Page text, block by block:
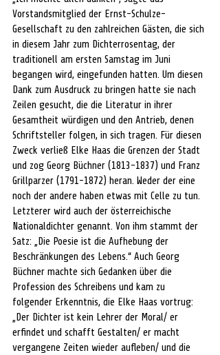
Vorstandsmitglied der Ernst-Schulze-
Gesellschaft zu den zahlreichen Gästen, die sich
in diesem Jahr zum Dichterrosentag, der
traditionell am ersten Samstag im Juni
begangen wird, eingefunden hatten. Um diesen
Dank zum Ausdruck zu bringen hatte sie nach
Zeilen gesucht, die die Literatur in ihrer
Gesamtheit würdigen und den Antrieb, denen
Schriftsteller folgen, in sich tragen. Für diesen
Zweck verließ Elke Haas die Grenzen der Stadt
und zog Georg Büchner (1813-1837) und Franz
Grillparzer (1791-1872) heran. Weder der eine
noch der andere haben etwas mit Celle zu tun.
Letzterer wird auch der österreichische
Nationaldichter genannt. Von ihm stammt der
Satz: „Die Poesie ist die Aufhebung der
Beschränkungen des Lebens.“ Auch Georg
Büchner machte sich Gedanken über die
Profession des Schreibens und kam zu
folgender Erkenntnis, die Elke Haas vortrug:
„Der Dichter ist kein Lehrer der Moral/ er
erfindet und schafft Gestalten/ er macht
vergangene Zeiten wieder aufleben/ und die